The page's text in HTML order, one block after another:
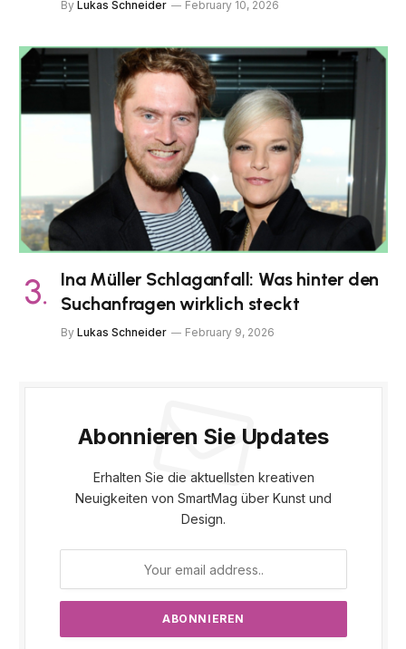
By Lukas Schneider February 10, 2026
Ina Müller Schlaganfall: Was hinter den
Suchanfragen wirklich steckt
By Lukas Schneider February 9, 2026
Abonnieren Sie Updates
Erhalten Sie die aktuellsten kreativen
Neuigkeiten von SmartMag über Kunst und
Design.